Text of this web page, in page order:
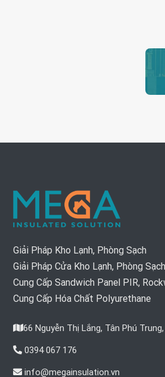
Giải Pháp Kho Lạnh, Phòng Sạch
Giải Pháp Cửa Kho Lạnh, Phòng Sạch
Cung Cấp Sandwich Panel PIR,
Cung Cấp Hóa Chất Polyurethane
66 Nguyễn Thị Lắng, Tân Phú
0394 067 176
info@megainsulation.vn